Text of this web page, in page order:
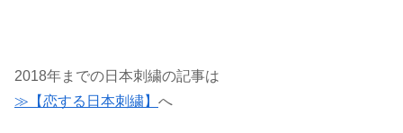
2018年までの日本刺繍の記事は
≫【恋する日本刺繍】 へ